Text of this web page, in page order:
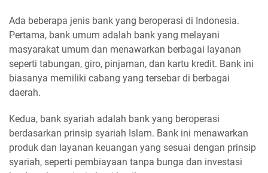
Ada beberapa jenis bank yang beroperasi di Indonesia.
Pertama, bank umum adalah bank yang melayani
masyarakat umum dan menawarkan berbagai layanan
seperti tabungan, giro, pinjaman, dan kartu kredit. Bank ini
biasanya memiliki cabang yang tersebar di berbagai
daerah.
Kedua, bank syariah adalah bank yang beroperasi
berdasarkan prinsip syariah Islam. Bank ini menawarkan
produk dan layanan keuangan yang sesuai dengan prinsip
syariah, seperti pembiayaan tanpa bunga dan investasi